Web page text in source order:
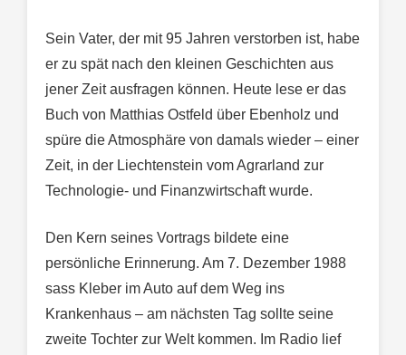
Sein Vater, der mit 95 Jahren verstorben ist, habe
er zu spät nach den kleinen Geschichten aus
jener Zeit ausfragen können. Heute lese er das
Buch von Matthias Ostfeld über Ebenholz und
spüre die Atmosphäre von damals wieder – einer
Zeit, in der Liechtenstein vom Agrarland zur
Technologie- und Finanzwirtschaft wurde.
Den Kern seines Vortrags bildete eine
persönliche Erinnerung. Am 7. Dezember 1988
sass Kleber im Auto auf dem Weg ins
Krankenhaus – am nächsten Tag sollte seine
zweite Tochter zur Welt kommen. Im Radio lief